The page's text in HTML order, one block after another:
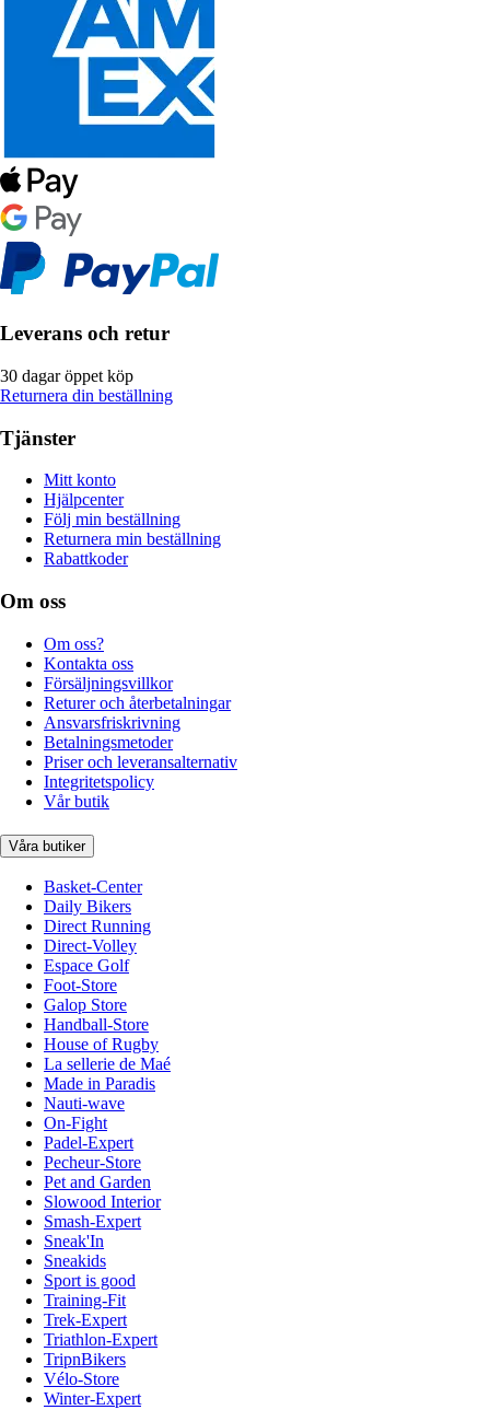
Leverans och retur
30 dagar öppet köp
Returnera din beställning
Tjänster
Mitt konto
Hjälpcenter
Följ min beställning
Returnera min beställning
Rabattkoder
Om oss
Om oss?
Kontakta oss
Försäljningsvillkor
Returer och återbetalningar
Ansvarsfriskrivning
Betalningsmetoder
Priser och leveransalternativ
Integritetspolicy
Vår butik
Våra butiker
Basket-Center
Daily Bikers
Direct Running
Direct-Volley
Espace Golf
Foot-Store
Galop Store
Handball-Store
House of Rugby
La sellerie de Maé
Made in Paradis
Nauti-wave
On-Fight
Padel-Expert
Pecheur-Store
Pet and Garden
Slowood Interior
Smash-Expert
Sneak'In
Sneakids
Sport is good
Training-Fit
Trek-Expert
Triathlon-Expert
TripnBikers
Vélo-Store
Winter-Expert